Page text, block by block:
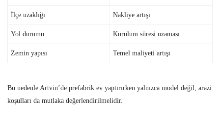
İlçe uzaklığı Nakliye artışı
Yol durumu Kurulum süresi uzaması
Zemin yapısı Temel maliyeti artışı
Bu nedenle Artvin’de prefabrik ev yaptırırken yalnızca model değil, arazi
koşulları da mutlaka değerlendirilmelidir.